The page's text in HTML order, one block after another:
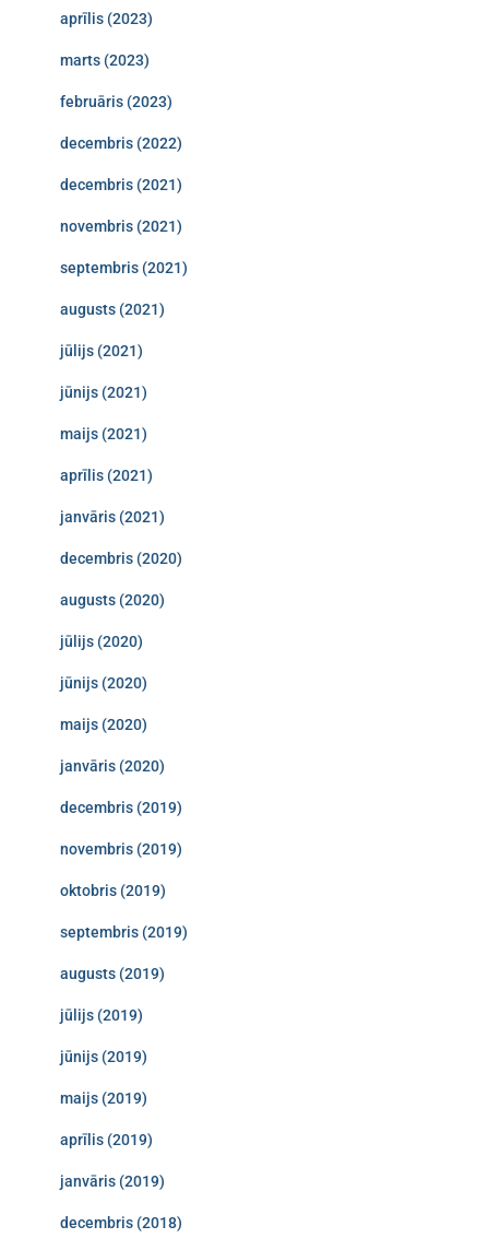
aprīlis (2023)
marts (2023)
februāris (2023)
decembris (2022)
decembris (2021)
novembris (2021)
septembris (2021)
augusts (2021)
jūlijs (2021)
jūnijs (2021)
maijs (2021)
aprīlis (2021)
janvāris (2021)
decembris (2020)
augusts (2020)
jūlijs (2020)
jūnijs (2020)
maijs (2020)
janvāris (2020)
decembris (2019)
novembris (2019)
oktobris (2019)
septembris (2019)
augusts (2019)
jūlijs (2019)
jūnijs (2019)
maijs (2019)
aprīlis (2019)
janvāris (2019)
decembris (2018)